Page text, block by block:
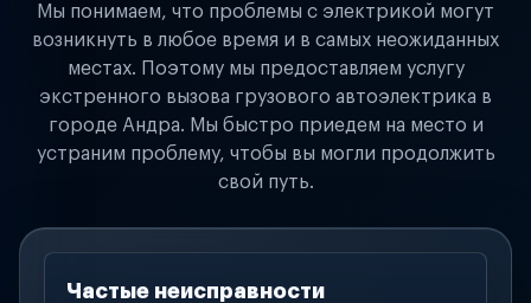
Мы понимаем, что проблемы с электрикой могут
возникнуть в любое время и в самых неожиданных
местах. Поэтому мы предоставляем услугу
экстренного вызова грузового автоэлектрика в
городе Андра. Мы быстро приедем на место и
устраним проблему, чтобы вы могли продолжить
свой путь.
Частые неисправности